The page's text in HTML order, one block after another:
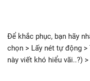
Để khắc phục, bạn hãy
chọn > Lấy nét tự động
này viết khó hiểu vãi..?) >